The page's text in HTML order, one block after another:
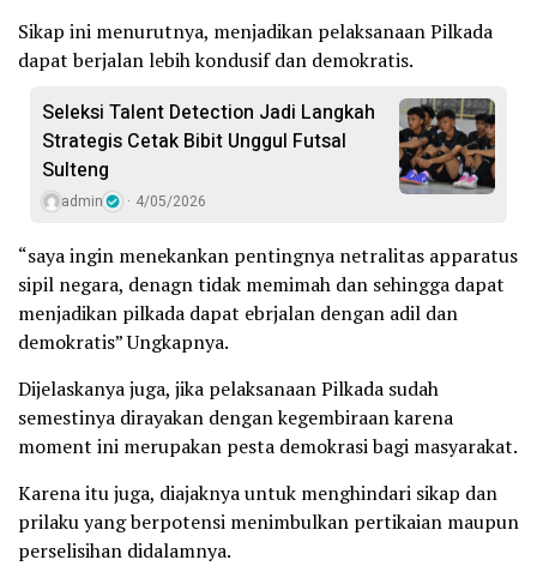
Sikap ini menurutnya, menjadikan pelaksanaan Pilkada
dapat berjalan lebih kondusif dan demokratis.
Seleksi Talent Detection Jadi Langkah
Strategis Cetak Bibit Unggul Futsal
Sulteng
admin 4/05/2026
“saya ingin menekankan pentingnya netralitas apparatus
sipil negara, denagn tidak memimah dan sehingga dapat
menjadikan pilkada dapat ebrjalan dengan adil dan
demokratis” Ungkapnya.
Dijelaskanya juga, jika pelaksanaan Pilkada sudah
semestinya dirayakan dengan kegembiraan karena
moment ini merupakan pesta demokrasi bagi masyarakat.
Karena itu juga, diajaknya untuk menghindari sikap dan
prilaku yang berpotensi menimbulkan pertikaian maupun
perselisihan didalamnya.